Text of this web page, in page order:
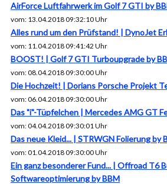
AirForce Luftfahrwerk im Golf 7 GTI by
vom: 13.04.2018 09:32:10 Uhr
Alles rund um den Prüfstand! | DynoJet
vom: 11.04.2018 09:41:42 Uhr
BOOST! | Golf 7 GTI Turboupgrade by
vom: 08.04.2018 09:30:00 Uhr
Die Hochzeit! | Dorians Porsche Projekt
vom: 06.04.2018 09:30:00 Uhr
Das "i"-Tüpfelchen | Mercedes AMG GT
vom: 04.04.2018 09:30:01 Uhr
Das neue Kleid... | STRWGN Folierung by
vom: 01.04.2018 09:30:00 Uhr
Ein ganz besonderer Fund... | Offroad T6
Softwareoptimierung by BBM